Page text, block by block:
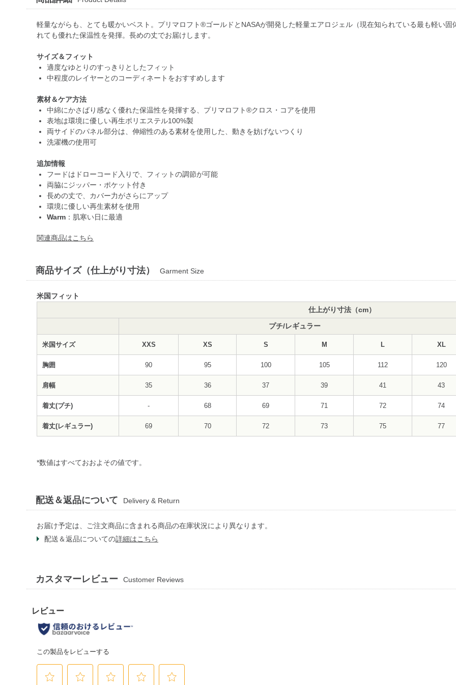
軽量ながらも、とても暖かいベスト。プリマロフト®ゴールドとNASAが開発した軽量エアロジェル（現在知られている最も軽い
れても優れた保温性を発揮。長めの丈でお届けします。
サイズ＆フィット
適度なゆとりのすっきりとしたフィット
中程度のレイヤーとのコーディネートをおすすめします
素材＆ケア方法
中綿にかさばり感なく優れた保温性を発揮する、プリマロフト®クロス・コアを使用
表地は環境に優しい再生ポリエステル100%製
両サイドのパネル部分は、伸縮性のある素材を使用した、動きを妨げないつくり
洗濯機の使用可
追加情報
フードはドローコード入りで、フィットの調節が可能
両脇にジッパー・ポケット付き
長めの丈で、カバー力がさらにアップ
環境に優しい再生素材を使用
Warm ：肌寒い日に最適
関連商品はこちら
商品サイズ（仕上がり寸法） Garment Size
米国フィット
仕上がり寸法（cm）
プチ/レギュラー
米国サイズ XXS XS S M L XL
胸囲 90 95 100 105 112 120
肩幅 35 36 37 39 41 43
着丈(プチ) - 68 69 71 72 74
着丈(レギュラー) 69 70 72 73 75 77
*数値はすべておおよその値です。
配送＆返品について Delivery & Return
お届け予定は、ご注文商品に含まれる商品の在庫状況により異なります。
配送＆返品についての詳細はこちら
カスタマーレビュー Customer Reviews